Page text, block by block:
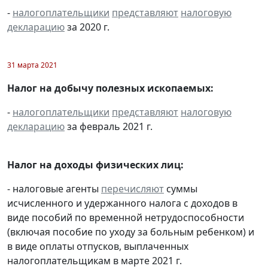
- налогоплательщики представляют налоговую
декларациюза 2020 г.
31 марта 2021
Налог на добычу полезных ископаемых:
- налогоплательщики представляют налоговую
декларациюза февраль 2021 г.
Налог на доходы физических лиц:
- налоговые агенты перечисляют суммы
исчисленного и удержанного налога с доходов в
виде пособий по временной нетрудоспособности
(включая пособие по уходу за больным ребенком) и
в виде оплаты отпусков, выплаченных
налогоплательщикам в марте 2021 г.